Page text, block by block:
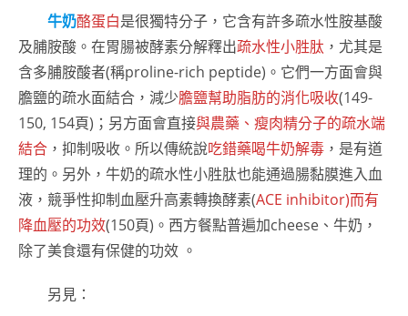
牛奶酪蛋白是很獨特分子，它含有許多疏水性胺基酸
及脯胺酸。在胃腸被酵素分解釋出疏水性小胜肽 ，尤其是
含多脯胺酸者(稱proline-rich peptide)。它們一方面會與
膽鹽的疏水面結合，減少膽鹽幫助脂肪的消化吸收(149-
150, 154頁)；另方面會直接與農藥、瘦肉精分子的疏水端
結合 ，抑制吸收。所以傳統說吃錯藥喝牛奶解毒 ，是有道
理的。另外，牛奶的疏水性小胜肽也能通過腸黏膜進入血
液，競爭性抑制血壓升高素轉換酵素(ACE inhibitor)而有
降血壓的功效(150頁)。西方餐點普遍加cheese、牛奶，
除了美食還有保健的功效 。
另見：